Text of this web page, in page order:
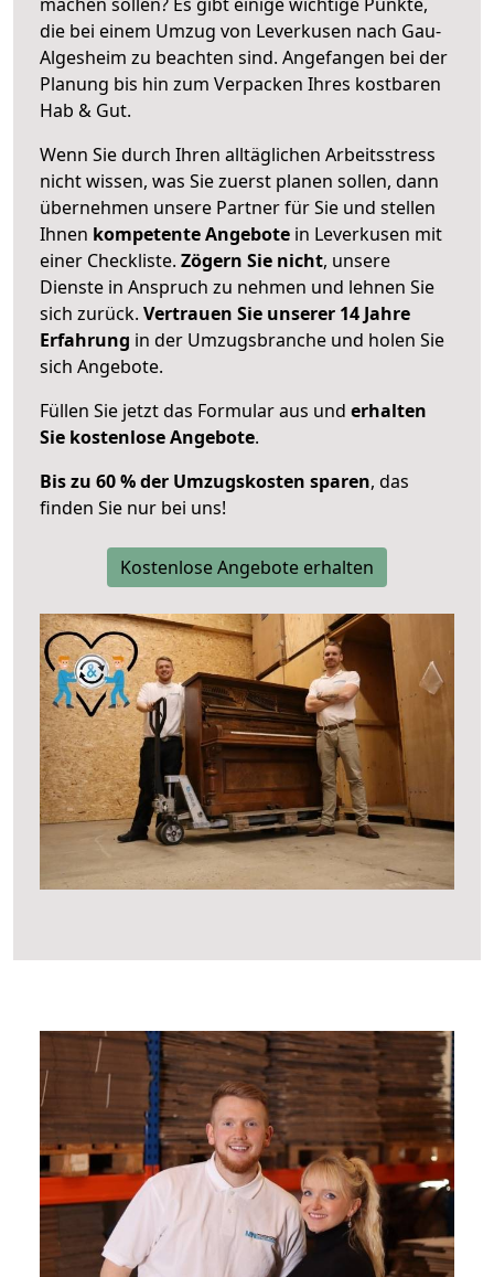
die bei einem Umzug von Leverkusen nach Gau-
Algesheim zu beachten sind. Angefangen bei der
Planung bis hin zum Verpacken Ihres kostbaren
Hab & Gut.
Wenn Sie durch Ihren alltäglichen Arbeitsstress
nicht wissen, was Sie zuerst planen sollen, dann
übernehmen unsere Partner für Sie und stellen
Ihnen kompetente Angebote in Leverkusen mit
einer Checkliste. Zögern Sie nicht, unsere
Dienste in Anspruch zu nehmen und lehnen Sie
sich zurück. Vertrauen Sie unserer 14 Jahre
Erfahrung in der Umzugsbranche und holen Sie
sich Angebote.
Füllen Sie jetzt das Formular aus und erhalten
Sie kostenlose Angebote.
Bis zu 60 % der Umzugskosten sparen, das
finden Sie nur bei uns!
Kostenlose Angebote erhalten